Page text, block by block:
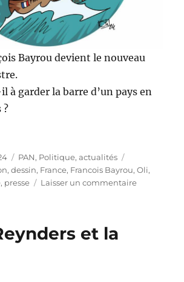
Bayrou devient le nouveau
à garder la barre d’un pays en
?
Catégories
PAN, Politique, actualités
,dessin, France, Francois Bayrou,Oli,
, presse Laisser un commentairesur
et la